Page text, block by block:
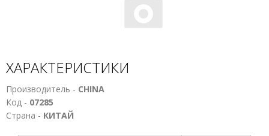
ХАРАКТЕРИСТИКИ
Производитель - CHINA
Код - 07285
Страна - КИТАЙ